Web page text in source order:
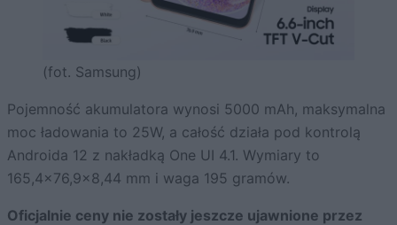
(fot. Samsung)
Pojemność akumulatora wynosi 5000 mAh, maksymalna
moc ładowania to 25W, a całość działa pod kontrolą
Androida 12 z nakładką One UI 4.1. Wymiary to
165,4×76,9×8,44 mm i waga 195 gramów.
Oficjalnie ceny nie zostały jeszcze ujawnione przez